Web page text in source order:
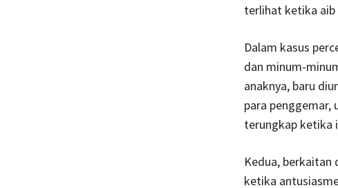
terlihat ketika aib
Dalam kasus
dan minum-
anaknya, baru
para penggemar,
terungkap ketika
Kedua, berkaitan
ketika